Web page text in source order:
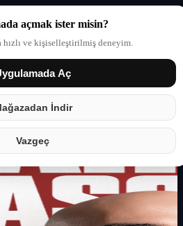
açmak ister misin?
hızlı ve kişiselleştirilmiş deneyim.
Aç
İndir
Vazgeç